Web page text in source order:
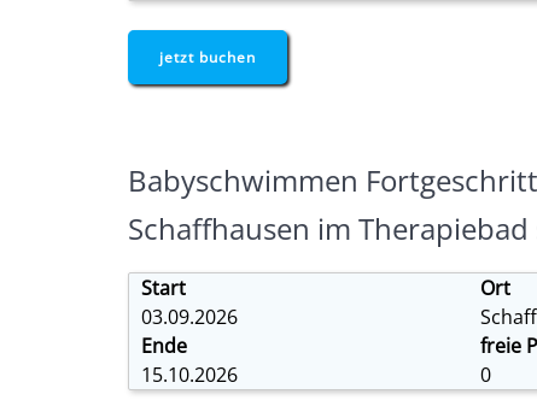
jetzt buchen
Babyschwimmen
Schaffhausen im Therapiebad
Start Ort
03.09.2026
Ende
freie
15.10.2026
0